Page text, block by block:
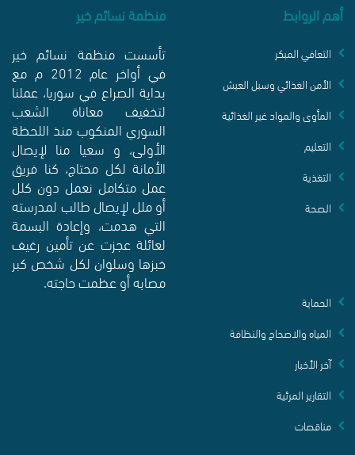
منظمة نسائم خير
تأسست منظمة نسائم خير
في أواخر عام 2012 م مع
بداية الصراع في سوريا، عملنا
لتخفيف معاناة الشعب
السوري المنكوب منذ اللحظة
الأولى، و سعيا منا لإيصال
الأمانة لكل محتاج، كنا فريق
عمل متكامل نعمل دون كلل
أو ملل لإيصال طالب لمدرسته
التي هدمت، وإعادة البسمة
لعائلة عجزت عن تأمين رغيف
خبزها وسلوان لكل شخص كبر
مصابه أو عظمت حاجته.
أهم الروابط
التعافي المبكر
الأمن الغذائي وسبل العيش
المأوى والمواد غير الغذائية
التعليم
التغذية
الصحة
الحماية
المياه والاصحاح والنظافة
آخر الأخبار
التقارير المرئية
مناقصات